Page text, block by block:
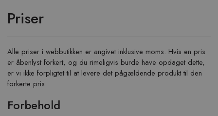
Priser
Alle priser i webbutikken er angivet inklusive moms. Hvis en pris
er åbenlyst forkert, og du rimeligvis burde have opdaget dette,
er vi ikke forpligtet til at levere det pågældende produkt til den
forkerte pris.
Forbehold